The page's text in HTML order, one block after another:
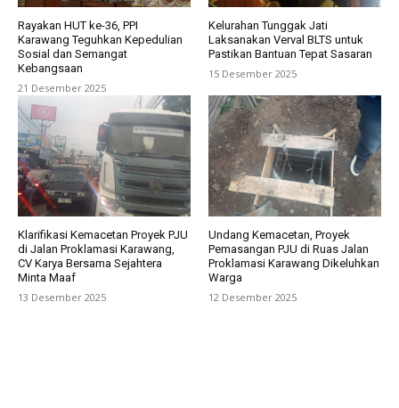
Rayakan HUT ke-36, PPI
Karawang Teguhkan Kepedulian
Sosial dan Semangat
Kebangsaan
21 Desember 2025
Kelurahan Tunggak Jati
Laksanakan Verval BLTS untuk
Pastikan Bantuan Tepat Sasaran
15 Desember 2025
Klarifikasi Kemacetan Proyek PJU
di Jalan Proklamasi Karawang,
CV Karya Bersama Sejahtera
Minta Maaf
13 Desember 2025
Undang Kemacetan, Proyek
Pemasangan PJU di Ruas Jalan
Proklamasi Karawang Dikeluhkan
Warga
12 Desember 2025